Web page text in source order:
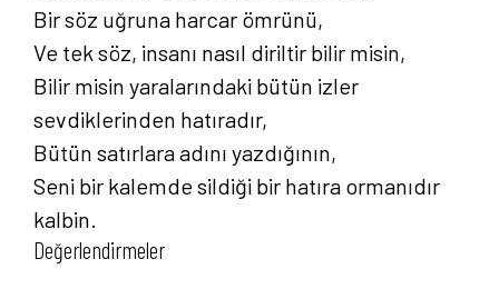
Bir söz uğruna harcar ömrünü,
Ve tek söz, insanı nasıl diriltir bilir misin,
Bilir misin yaralarındaki bütün izler
sevdiklerinden hatıradır,
Bütün satırlara adını yazdığının,
Seni bir kalemde sildiği bir hatıra ormanıdır
kalbin.
Değerlendirmeler